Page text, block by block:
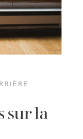
sur la